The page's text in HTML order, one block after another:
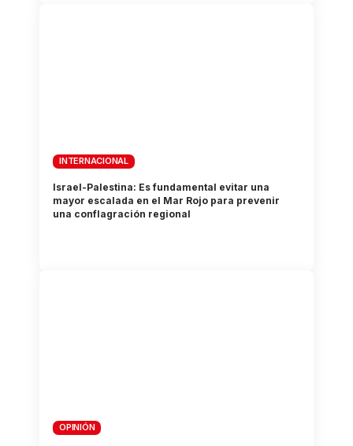
INTERNACIONAL
Israel-Palestina: Es fundamental evitar una
mayor escalada en el Mar Rojo para prevenir
una conflagración regional
OPINIÓN